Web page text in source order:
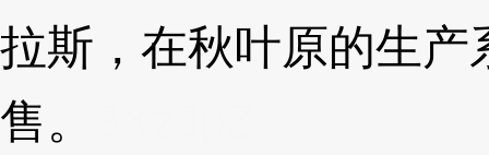
拉斯，在秋叶原的生产
售。